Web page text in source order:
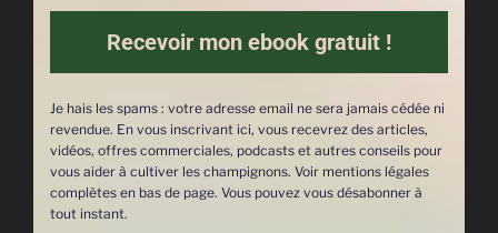
Recevoir mon ebook gratuit !
Je hais les spams : votre adresse email ne sera jamais cédée ni
revendue. En vous inscrivant ici, vous recevrez des articles,
vidéos, offres commerciales, podcasts et autres conseils pour
vous aider à cultiver les champignons. Voir mentions légales
complètes en bas de page. Vous pouvez vous désabonner à
tout instant.